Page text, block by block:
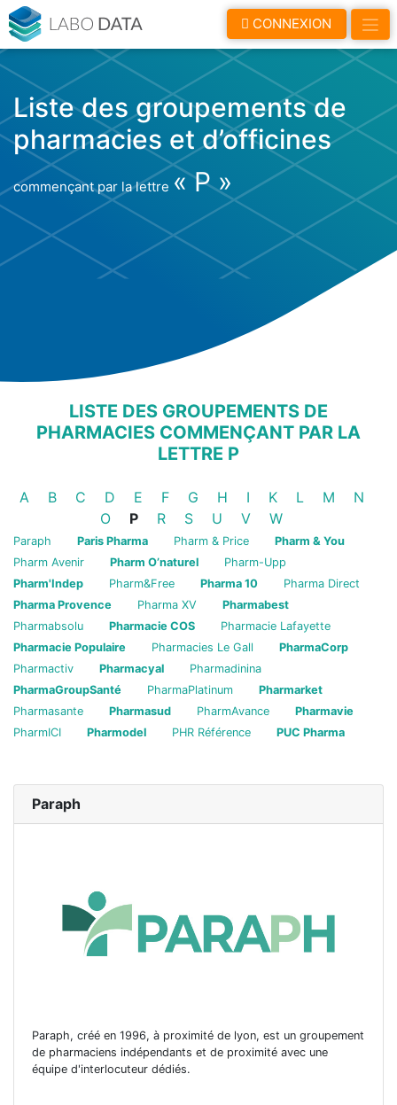
CONNEXION
Liste des groupements de
pharmacies et d’officines
commençant par la lettre « P »
LISTE DES GROUPEMENTS DE
PHARMACIES COMMENÇANT PAR LA
LETTRE P
Groupements de pharmacies
A Groupements de pharmacies
B Groupements de pharmacies
C Groupements de pharmacies
D Groupements de pharmacies
E Groupements de pharmacies
F Groupements de pharmacies
G Groupements de
H Groupements de
I Groupements de
K Groupements
L M
N
Groupements de pharmacies
O P Groupements de pharmacies
R Groupements de pharmacies
S Groupements de
U Groupements de
V Groupements de
W
Paraph Paris Pharma Pharm & Price
Pharm & You
Pharm Avenir
Pharm O’naturel
Pharm-Upp
Pharm'Indep
Pharm&Free Pharma 10
Pharma Direct
Pharma Provence
Pharma XV
Pharmabest
Pharmabsolu
Pharmacie COS
Pharmacie Lafayette
Pharmacie Populaire
Pharmacies Le Gall
PharmaCorp
Pharmactiv
Pharmacyal
Pharmadinina
PharmaGroupSanté
PharmaPlatinum
Pharmarket
Pharmasante
Pharmasud PharmAvance
Pharmavie
PharmICI
Pharmodel PHR Référence PUC Pharma
Paraph
Paraph, créé en 1996, à proximité de lyon, est un groupement
de pharmaciens indépendants et de proximité avec une
équipe d'interlocuteur dédiés.